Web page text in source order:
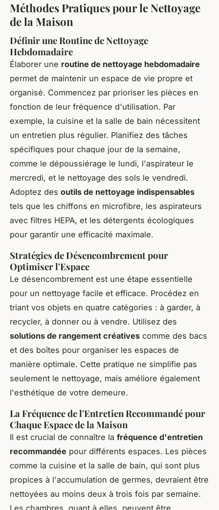
Méthodes Pratiques pour le Nettoyage
de la Maison
Définir une Routine de Nettoyage
Hebdomadaire
Élaborer une routine de nettoyage hebdomadaire
permet de maintenir un espace de vie propre et
organisé. Commencez par prioriser les pièces en
fonction de leur fréquence d'utilisation. Par
exemple, la cuisine et la salle de bain nécessitent
un entretien plus régulier. Planifiez des tâches
spécifiques pour chaque jour de la semaine,
comme le dépoussiérage le lundi, l'aspirateur le
mercredi, et le nettoyage des sols le vendredi.
Adoptez des outils de nettoyage indispensables
tels que les chiffons en microfibre, les aspirateurs
avec filtres HEPA, et les détergents écologiques
pour garantir une efficacité maximale.
Stratégies de Désencombrement pour
Optimiser l'Espace
Le désencombrement est une étape essentielle
pour un nettoyage facile et efficace. Procédez en
triant vos objets en quatre catégories : à garder, à
recycler, à donner ou à vendre. Utilisez des
solutions de rangement créatives comme des bacs
et des boîtes pour organiser les espaces de
manière optimale. Cette pratique ne simplifie pas
seulement le nettoyage, mais améliore également
l'esthétique de votre demeure.
La Fréquence de l'Entretien Recommandé pour
Chaque Espace de la Maison
Il est crucial de connaître la fréquence d'entretien
recommandée pour différents espaces. Les pièces
comme la cuisine et la salle de bain, qui sont plus
propices à l'accumulation de germes, devraient être
nettoyées au moins deux à trois fois par semaine.